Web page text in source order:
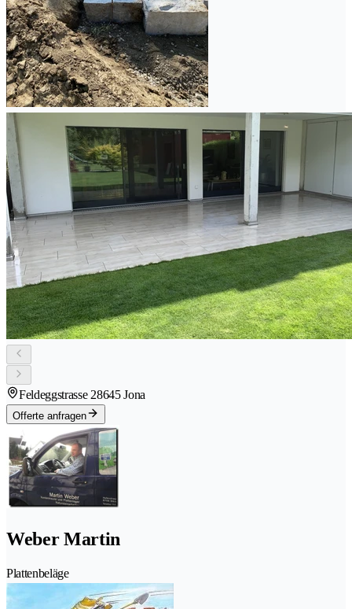
Feldeggstrasse 28645 Jona
Offerte anfragen
Weber Martin
Plattenbeläge